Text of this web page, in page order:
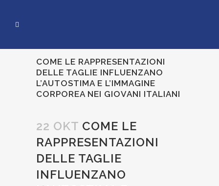
COME LE RAPPRESENTAZIONI
DELLE TAGLIE INFLUENZANO
L’AUTOSTIMA E L’IMMAGINE
CORPOREA NEI GIOVANI ITALIANI
22 OKT COME LE
RAPPRESENTAZIONI
DELLE TAGLIE
INFLUENZANO